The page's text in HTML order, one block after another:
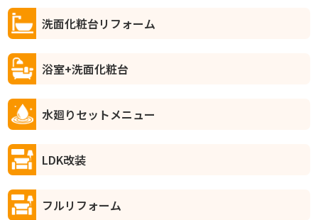
洗面化粧台リフォーム
浴室+洗面化粧台
水廻りセットメニュー
LDK改装
フルリフォーム